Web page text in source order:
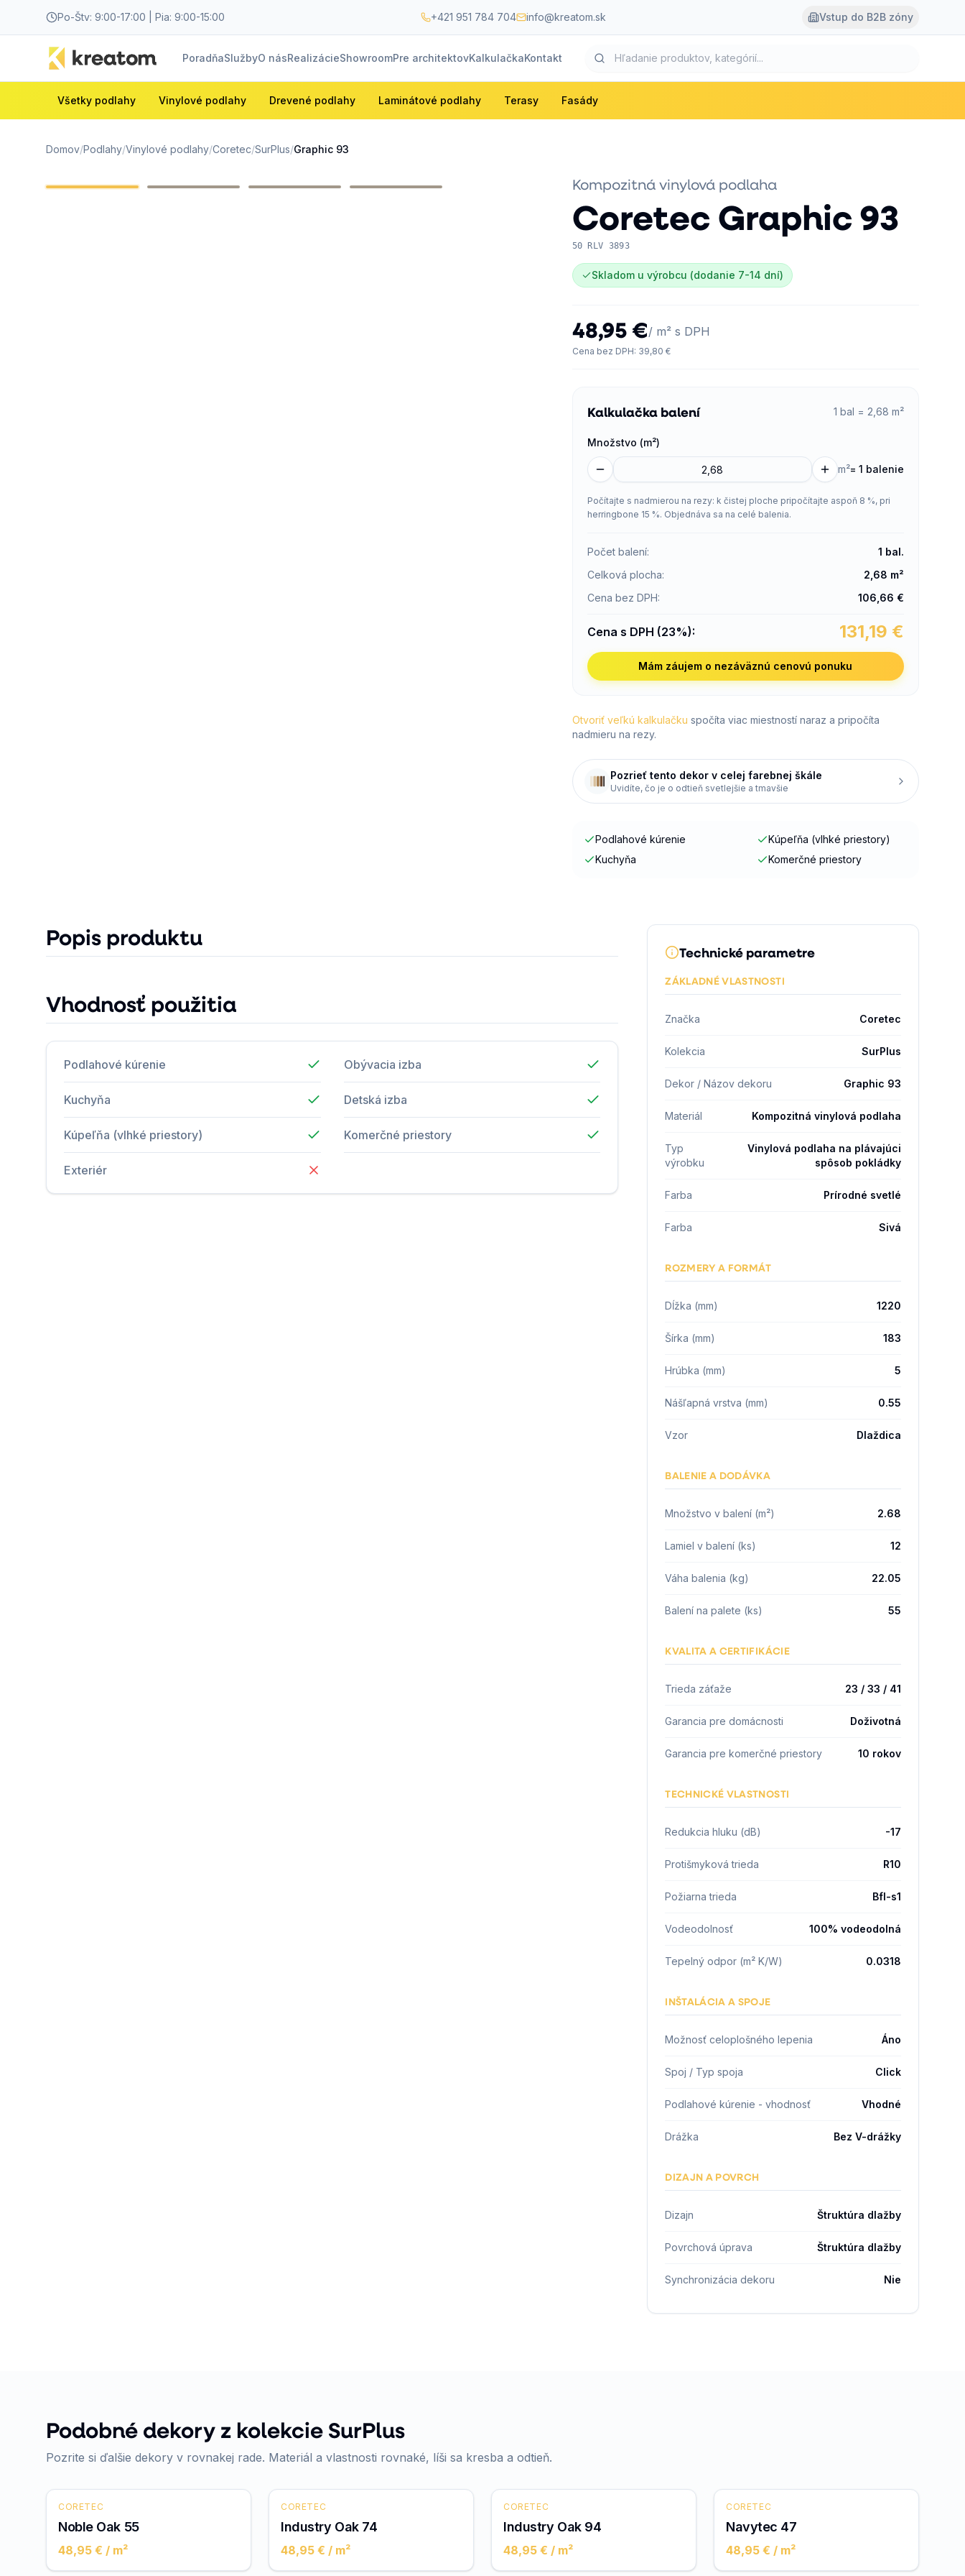
Po-Štv: 9:00-17:00 | Pia: 9:00-15:00 +421 951 784 704 info@kreatom.sk Vstup do B2B zóny
PoradňaSlužbyO násRealizácieShowroomPre architektovKalkulačkaKontakt
Všetky podlahy Vinylové podlahy Drevené podlahy Laminátové podlahy Terasy Fasády
Domov/Podlahy/Vinylové podlahy/Coretec/SurPlus/Graphic 93
Kompozitná vinylová podlaha
Coretec Graphic 93
50 RLV 3893
Skladom u výrobcu (dodanie 7-14 dní)
48,95 €/ m² s DPH
Cena bez DPH: 39,80 €
Kalkulačka balení 1 bal = 2,68 m²
Množstvo (m²)
m²= 1 balenie
Počítajte s nadmierou na rezy: k čistej ploche pripočítajte aspoň 8 %, pri
herringbone 15 %. Objednáva sa na celé balenia.
Počet balení: 1 bal.
Celková plocha: 2,68 m²
Cena bez DPH: 106,66 €
Cena s DPH (23%): 131,19 €
Mám záujem o nezáväznú cenovú ponuku
Otvoriť veľkú kalkulačku spočíta viac miestností naraz a pripočíta
nadmieru na rezy.
Pozrieť tento dekor v celej farebnej škále
Uvidíte, čo je o odtieň svetlejšie a tmavšie
Podlahové kúrenie
Kúpeľňa (vlhké priestory)
Kuchyňa
Komerčné priestory
Popis produktu
Vhodnosť použitia
Podlahové kúrenie Obývacia izba
Kuchyňa Detská izba
Kúpeľňa (vlhké priestory) Komerčné priestory
Exteriér
Technické parametre
ZÁKLADNÉ VLASTNOSTI
Značka Coretec
Kolekcia SurPlus
Dekor / Názov dekoru Graphic 93
Materiál Kompozitná vinylová podlaha
Typ
výrobku
Vinylová podlaha na plávajúci
spôsob pokládky
Farba Prírodné svetlé
Farba Sivá
ROZMERY A FORMÁT
Dĺžka (mm) 1220
Šírka (mm) 183
Hrúbka (mm) 5
Nášľapná vrstva (mm) 0.55
Vzor Dlaždica
BALENIE A DODÁVKA
Množstvo v balení (m²) 2.68
Lamiel v balení (ks) 12
Váha balenia (kg) 22.05
Balení na palete (ks) 55
KVALITA A CERTIFIKÁCIE
Trieda záťaže 23 / 33 / 41
Garancia pre domácnosti Doživotná
Garancia pre komerčné priestory 10 rokov
TECHNICKÉ VLASTNOSTI
Redukcia hluku (dB) -17
Protišmyková trieda R10
Požiarna trieda Bfl-s1
Vodeodolnosť 100% vodeodolná
Tepelný odpor (m² K/W) 0.0318
INŠTALÁCIA A SPOJE
Možnosť celoplošného lepenia Áno
Spoj / Typ spoja Click
Podlahové kúrenie - vhodnosť Vhodné
Drážka Bez V-drážky
DIZAJN A POVRCH
Dizajn Štruktúra dlažby
Povrchová úprava Štruktúra dlažby
Synchronizácia dekoru Nie
Podobné dekory z kolekcie SurPlus
Pozrite si ďalšie dekory v rovnakej rade. Materiál a vlastnosti rovnaké, líši sa kresba a odtieň.
CORETEC
Noble Oak 55
48,95 € / m²
CORETEC
Industry Oak 74
48,95 € / m²
CORETEC
Industry Oak 94
48,95 € / m²
CORETEC
Navytec 47
48,95 € / m²